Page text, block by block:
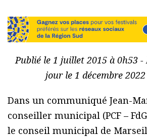
Publié le 1 juillet 2015 à 0h53 -
jour le 1 décembre
Dans un communiqué Jean-
conseiller municipal (PCF –
le conseil municipal de